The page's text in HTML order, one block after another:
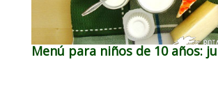
Menú para niños de 10 años: